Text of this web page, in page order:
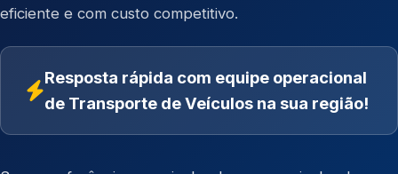
eficiente e com custo competitivo.
Resposta rápida com equipe operacional
de Transporte de Veículos na sua região!